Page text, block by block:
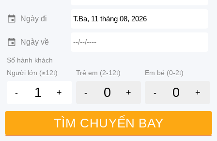
Ngày đi T.Ba, 11 tháng 08, 2026
Ngày về --/--/----
Số hành khách
Người lớn (≥12t)
Trẻ em (2-12t) Em bé (0-2t)
- + - + - +
TÌM CHUYẾN BAY